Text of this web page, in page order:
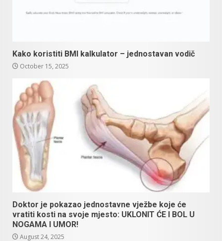
Kako koristiti BMI kalkulator – jednostavan vodič
October 15, 2025
Doktor je pokazao jednostavne vježbe koje će
vratiti kosti na svoje mjesto: UKLONIT ĆE I BOL U
NOGAMA I UMOR!
August 24, 2025